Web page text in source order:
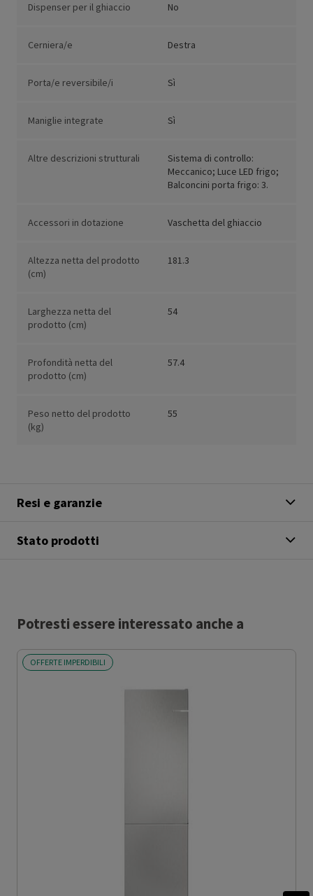
Dispenser per il ghiaccio No
Cerniera/e Destra
Porta/e reversibile/i Sì
Maniglie integrate Sì
Altre descrizioni strutturali
Sistema di controllo:
Meccanico; Luce LED frigo;
Balconcini porta frigo: 3.
Accessori in dotazione Vaschetta del ghiaccio
Altezza netta del prodotto
(cm)
181.3
Larghezza netta del
prodotto (cm)
54
Profondità netta del
prodotto (cm)
57.4
Peso netto del prodotto
(kg)
55
Resi e garanzie
Stato prodotti
Potresti essere interessato anche a
OFFERTE IMPERDIBILI